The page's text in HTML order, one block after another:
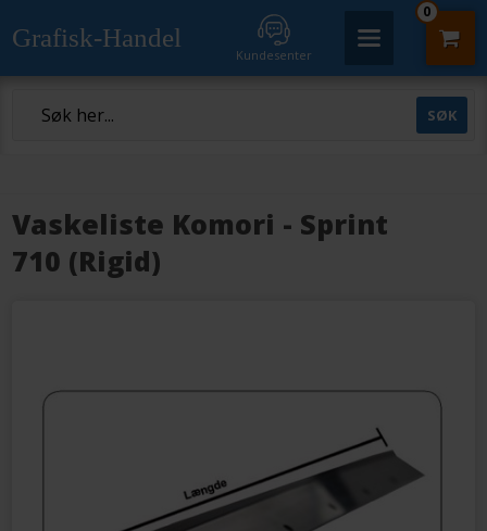
Grafisk-Handel
Kundesenter
0
Vaskeliste Komori - Sprint
710 (Rigid)